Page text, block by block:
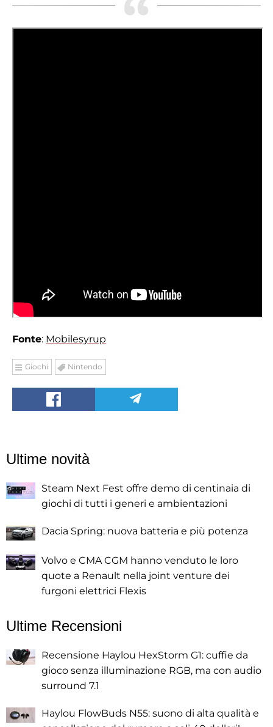
Fonte: Mobilesyrup
Giochi Nintendo
Ultime novità
Steam Next Fest offre demo di centinaia di
giochi di tutti i generi e ambientazioni
Dacia Spring: nuova batteria e più potenza
Volvo e CMA CGM hanno venduto le loro
quote a Renault nella joint venture dei
furgoni elettrici Flexis
Ultime Recensioni
Recensione Haylou HexStorm G1: cuffie da
gioco senza illuminazione RGB, ma con audio
surround 7.1
Haylou FlowBuds N55: suono di alta qualità e